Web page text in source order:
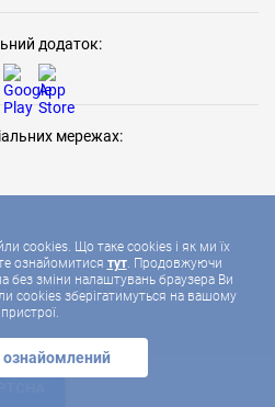
cookies. Що таке cookies і як ми їх
ознайомитися тут. Продовжуючи
без зміни налаштувань браузера Ви
cookies зберігатимуться на вашому
пристрої.
додаток:
мережах:
УСІ ПРАВА ЗАХИЩЕНІ